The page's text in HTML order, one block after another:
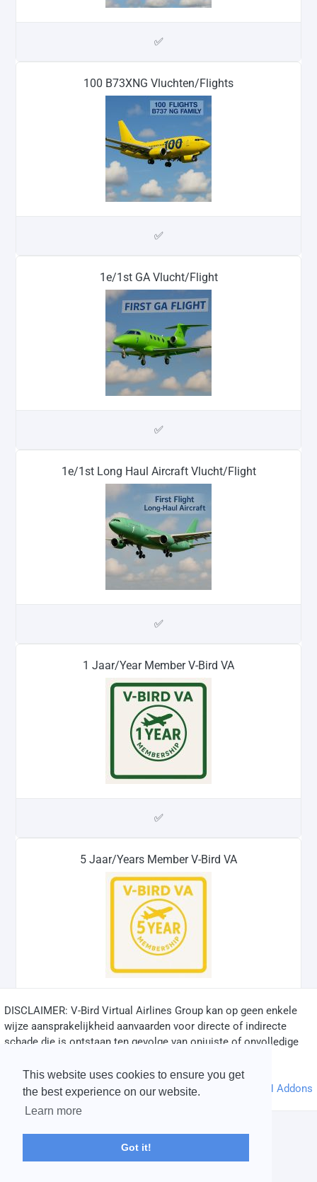
This website uses cookies to ensure you get
the best experience on our website.
Learn more
Got it!
✅
100 B73XNG Vluchten/Flights
✅
1e/1st GA Vlucht/Flight
✅
1e/1st Long Haul Aircraft Vlucht/Flight
✅
1 Jaar/Year Member V-Bird VA
✅
5 Jaar/Years Member V-Bird VA
✅
DISCLAIMER: V-Bird Virtual Airlines Group kan op geen enkele
wijze aansprakelijkheid aanvaarden voor directe of indirecte
schade die is ontstaan ten gevolge van onjuiste of onvolledige
© 2004 - 2026 V-Bird Virtual Airlines Group |Credits
Powered byphpVMS& DH Addons